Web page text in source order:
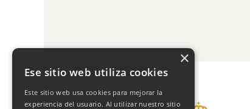
×
Ese sitio web utiliza cookies
Este sitio web usa cookies para mejorar la
experiencia del usuario. Al utilizar nuestro sitio